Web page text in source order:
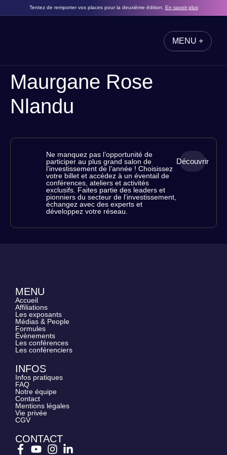
Tentez de remporter vos places pour la deuxième édition. En savoir plus
MENU +
Maurgane Rose
Nlandu
RÉSERVEZ
VOS
PLACES
Découvrir
Ne manquez pas l’opportunité de
participer au plus grand salon de
l’investissement de l’année ! Choisissez
votre billet et accédez à un éventail de
conférences, ateliers et activités
exclusifs. Faites partie des leaders et
pionniers du secteur de l’investissement,
échangez avec des experts et
développez votre réseau.
MENU
Accueil
Affiliations
Les exposants
Médias & People
Formules
Évènements
Les conférences
Les conférenciers
INFOS
Infos pratiques
FAQ
Notre équipe
Contact
Mentions légales
Vie privée
CGV
CONTACT